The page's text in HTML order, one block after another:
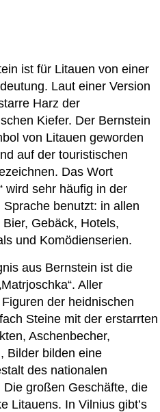
ist für Litauen von einer
Laut einer Version
Harz der
Kiefer. Der Bernstein
von Litauen geworden
auf der touristischen
Das Wort
wird sehr häufig in der
Sprache benutzt: in allen
Gebäck, Hotels,
und Komödienserien.
aus Bernstein ist die
Aller
der heidnischen
Steine mit der erstarrten
Aschenbecher,
Bilder bilden eine
des nationalen
Die großen Geschäfte, die
Litauens. In Vilnius gibt’s